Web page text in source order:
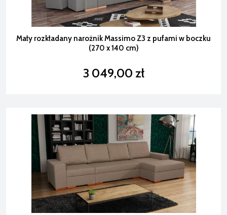
Mały rozkładany narożnik Massimo Z3 z pufami w boczku
(270 x 140 cm)
3 049,00 zł